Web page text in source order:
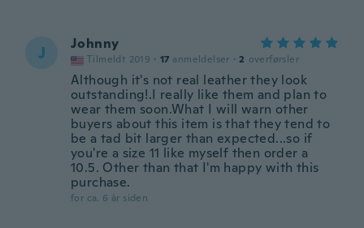
J Johnny
Tilmeldt 2019 · 17 anmeldelser · 2 overførsler
Although it's not real leather they look
outstanding!.I really like them and plan to
wear them soon.What I will warn other
buyers about this item is that they tend to
be a tad bit larger than expected...so if
you're a size 11 like myself then order a
10.5. Other than that I'm happy with this
purchase.
for ca. 6 år siden